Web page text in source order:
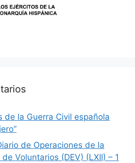
de la Guerra Civil española
de Operaciones de la
Voluntarios (DEV) (LXII) – 1